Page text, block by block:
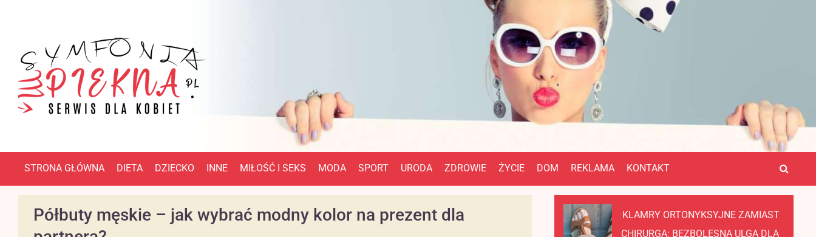
STRONA GŁÓWNA DIETA DZIECKO INNE MIŁOŚĆ I SEKS MODA SPORT URODA ZDROWIE ŻYCIE DOM REKLAMA KONTAKT
Półbuty męskie – jak wybrać modny kolor na prezent dla
KLAMRY ORTONYKSYJNE ZAMIAST
CHIRURGA: BEZBOLESNA ULGA DLA